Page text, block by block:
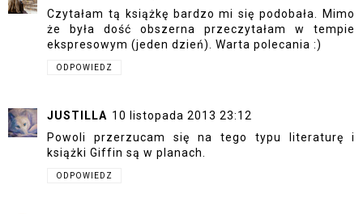
Czytałam tą książkę bardzo mi się podobała. Mimo
że była dość obszerna przeczytałam w tempie
ekspresowym (jeden dzień). Warta polecania :)
ODPOWIEDZ
JUSTILLA 10 listopada 2013 23:12
Powoli przerzucam się na tego typu literaturę i
książki Giffin są w planach.
ODPOWIEDZ